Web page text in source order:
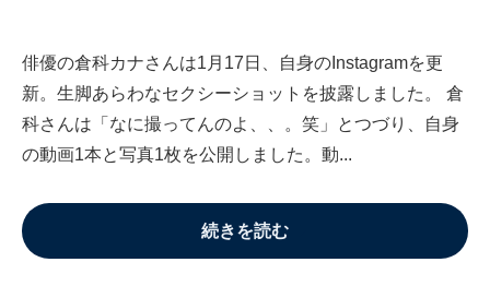
俳優の倉科カナさんは1月17日、自身のInstagramを更
新。生脚あらわなセクシーショットを披露しました。 倉
科さんは「なに撮ってんのよ、、。笑」とつづり、自身
の動画1本と写真1枚を公開しました。動...
続きを読む